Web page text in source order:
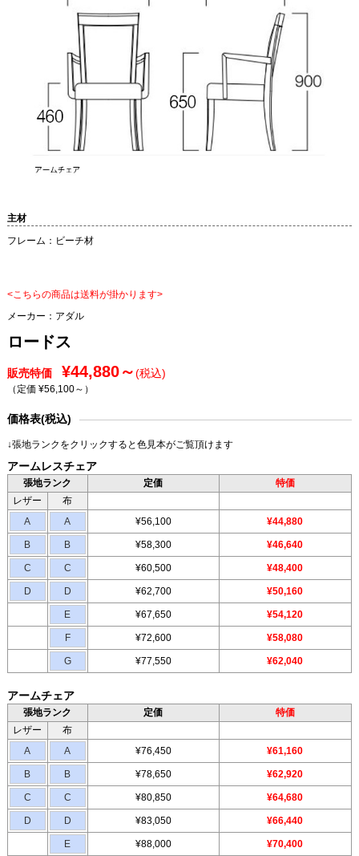
主材
フレーム：ビーチ材
<こちらの商品は送料が掛かります>
メーカー： アダル
ロードス
販売特価 ¥44,880～(税込)
（定価 ¥56,100～ ）
価格表(税込)
↓張地ランクをクリックすると色見本がご覧頂けます
アームレスチェア
張地ランク 定価
特価
レザー
布
A
A ¥56,100 ¥44,880
B B ¥58,300 ¥46,640
C C ¥60,500 ¥48,400
D D ¥62,700 ¥50,160
E ¥67,650 ¥54,120
F ¥72,600 ¥58,080
G ¥77,550 ¥62,040
アームチェア
張地ランク 定価
特価
レザー
布
A
A ¥76,450 ¥61,160
B B ¥78,650 ¥62,920
C C ¥80,850 ¥64,680
D D ¥83,050 ¥66,440
E ¥88,000 ¥70,400